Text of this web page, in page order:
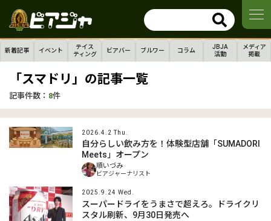
新着記事 イベント
テイス
ティング
ビアバー ブルワー コラム
JBJA
活動
メディア
掲載
「スマドリ」の記事一覧
記事件数： 8件
2026.4.2 Thu.
自分らしい飲み方を！体験型店舗「SUMADORI
Meets」オープン
順いづみ
ビアジャーナリスト
2025.9.24 Wed.
スーパードライをうまさで超えろ。ドライクリ
スタル刷新、9月30日発売へ